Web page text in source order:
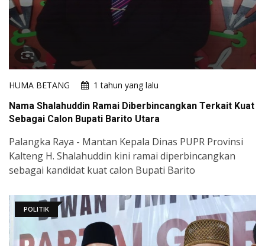
HUMA BETANG
1 tahun yang lalu
Nama Shalahuddin Ramai Diberbincangkan Terkait Kuat
Sebagai Calon Bupati Barito Utara
Palangka Raya - Mantan Kepala Dinas PUPR Provinsi
Kalteng H. Shalahuddin kini ramai diperbincangkan
sebagai kandidat kuat calon Bupati Barito
POLITIK